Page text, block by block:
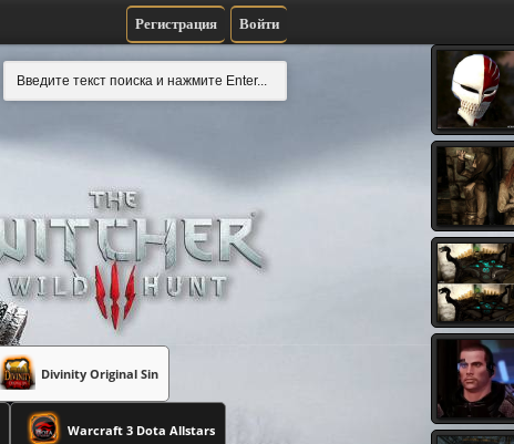
Регистрация Войти
Divinity Original Sin
Warcraft 3 Dota Allstars